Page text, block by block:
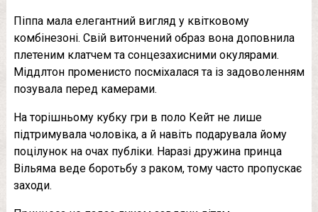
Піппа мала елегантний вигляд у квітковому
комбінезоні. Свій витончений образ вона доповнила
плетеним клатчем та сонцезахисними окулярами.
Міддлтон променисто посміхалася та із задоволенням
позувала перед камерами.
На торішньому кубку гри в поло Кейт не лише
підтримувала чоловіка, а й навіть подарувала йому
поцілунок на очах публіки. Наразі дружина принца
Вільяма веде боротьбу з раком, тому часто пропускає
заходи.